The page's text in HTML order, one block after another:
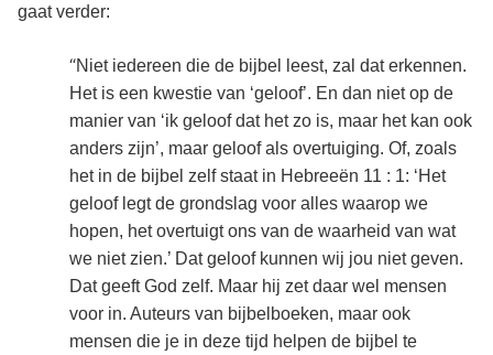
gaat verder:
“Niet iedereen die de bijbel leest, zal dat erkennen.
Het is een kwestie van ‘geloof’. En dan niet op de
manier van ‘ik geloof dat het zo is, maar het kan ook
anders zijn’, maar geloof als overtuiging. Of, zoals
het in de bijbel zelf staat in Hebreeën 11 : 1: ‘Het
geloof legt de grondslag voor alles waarop we
hopen, het overtuigt ons van de waarheid van wat
we niet zien.’ Dat geloof kunnen wij jou niet geven.
Dat geeft God zelf. Maar hij zet daar wel mensen
voor in. Auteurs van bijbelboeken, maar ook
mensen die je in deze tijd helpen de bijbel te